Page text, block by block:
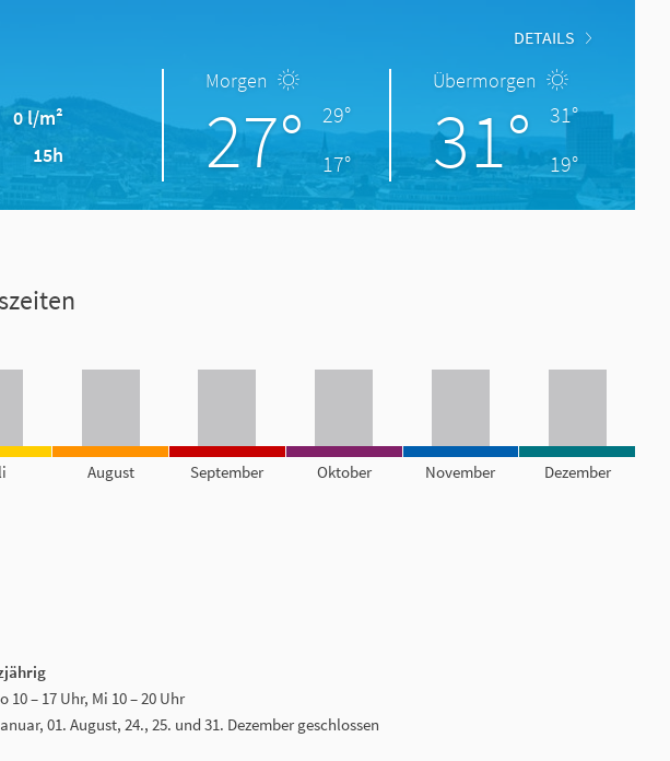
DETAILS
0 l/m²
15h
Morgen
27°
29°
17°
Übermorgen
31°
31°
19°
August September Oktober November Dezember
10 – 17 Uhr, Mi 10 – 20 Uhr
01. August, 24., 25. und 31. Dezember geschlossen